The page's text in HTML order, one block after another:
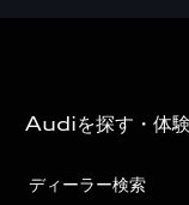
Audiを探す・体
ディーラー検索